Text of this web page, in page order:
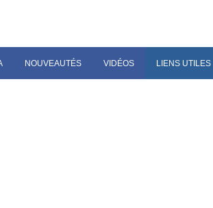
NOUVEAUTÉS VIDÉOS LIENS UTILES